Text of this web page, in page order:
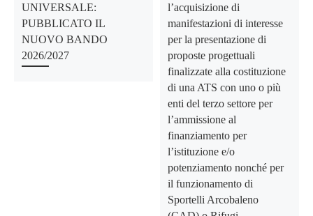
UNIVERSALE:
PUBBLICATO IL
NUOVO BANDO
2026/2027
l’acquisizione di
manifestazioni di interesse
per la presentazione di
proposte progettuali
finalizzate alla costituzione
di una ATS con uno o più
enti del terzo settore per
l’ammissione al
finanziamento per
l’istituzione e/o
potenziamento nonché per
il funzionamento di
Sportelli Arcobaleno